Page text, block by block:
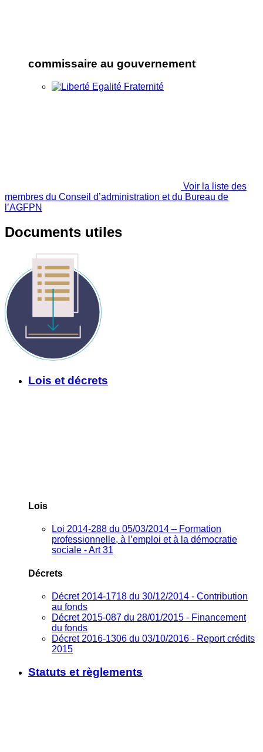
commissaire au gouvernement
Voir la liste des
membres du Conseil d’administration et du Bureau de
l’AGFPN
Documents utiles
Lois et décrets
Lois
Loi 2014-288 du 05/03/2014 – Formation
professionnelle, à l’emploi et à la démocratie
sociale - Art 31
Décrets
Décret 2014-1718 du 30/12/2014 - Contribution
au fonds
Décret 2015-087 du 28/01/2015 - Financement
du fonds
Décret 2016-1306 du 03/10/2016 - Report crédits
2015
Statuts et règlements